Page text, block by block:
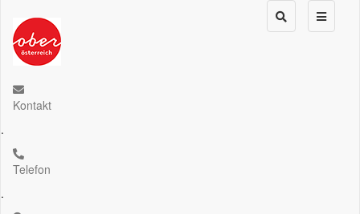
Kontakt
.
Telefon
.